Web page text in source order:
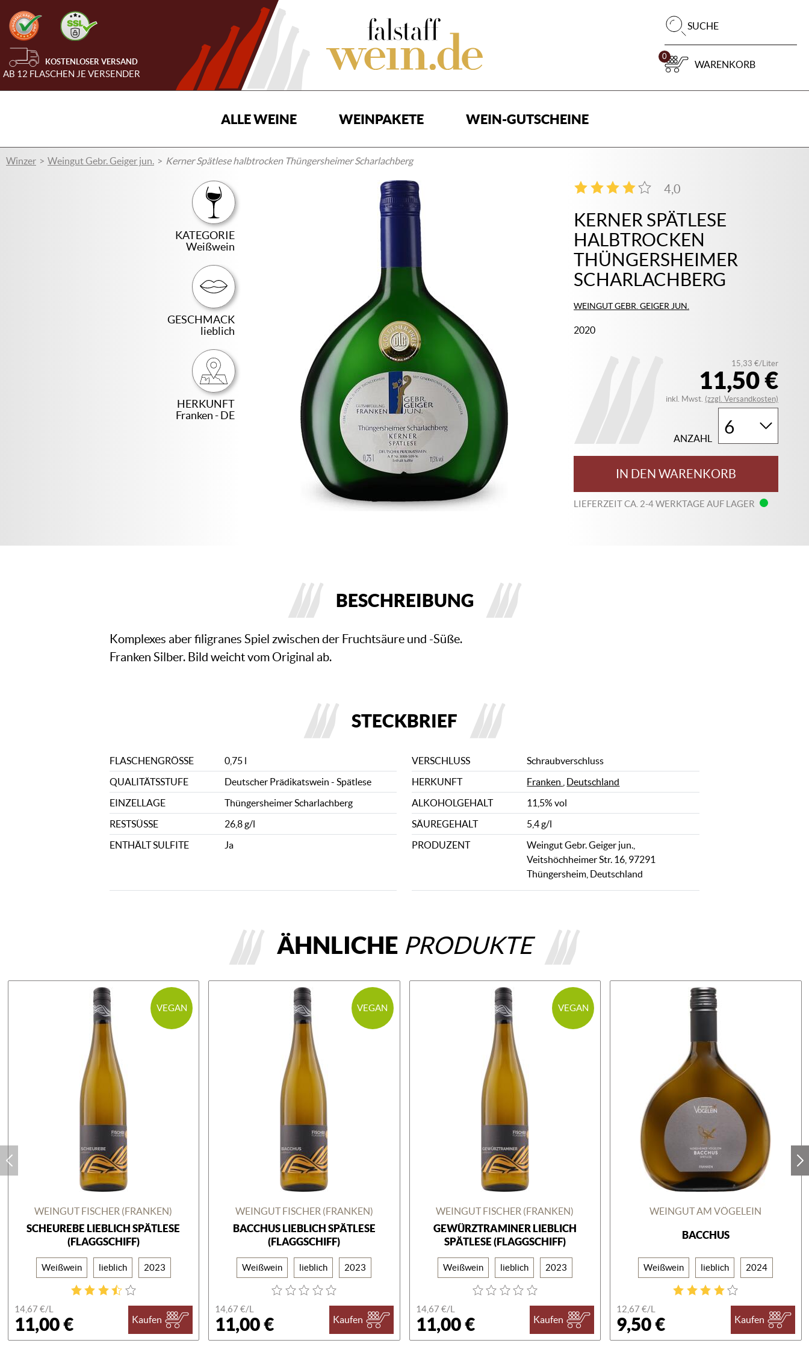
KOSTENLOSER VERSAND
AB 12 FLASCHEN JE VERSENDER
SUCHE
0
WARENKORB
ALLE WEINE WEINPAKETE WEIN-GUTSCHEINE
Winzer Weingut Gebr. Geiger jun. Kerner Spätlese halbtrocken Thüngersheimer Scharlachberg
KATEGORIE
Weißwein
GESCHMACK
lieblich
HERKUNFT
Franken - DE
KERNER SPÄTLESE
HALBTROCKEN
THÜNGERSHEIMER
SCHARLACHBERG
WEINGUT GEBR. GEIGER JUN.
2020
4,0
2
11,50 €
15,33 €/Liter
inkl. Mwst. (zzgl. Versandkosten)
ANZAHL
IN DEN WARENKORB
LIEFERZEIT CA. 2-4 WERKTAGE AUF LAGER
BESCHREIBUNG
Komplexes aber filigranes Spiel zwischen der Fruchtsäure und -Süße.
Franken Silber. Bild weicht vom Original ab.
STECKBRIEF
FLASCHENGRÖSSE 0,75 l VERSCHLUSS
Schraubverschluss
QUALITÄTSSTUFE
Deutscher Prädikatswein - Spätlese HERKUNFT Franken
Deutschland
EINZELLAGE
Thüngersheimer Scharlachberg ALKOHOLGEHALT
11,5% vol
RESTSÜSSE
26,8 g/l SÄUREGEHALT
5,4 g/l
ENTHÄLT SULFITE
Ja PRODUZENT
Weingut Gebr. Geiger jun.,
Veitshöchheimer Str. 16, 97291
Thüngersheim, Deutschland
ÄHNLICHE PRODUKTE
VEGAN
WEINGUT FISCHER (FRANKEN)
SCHEUREBE LIEBLICH SPÄTLESE
(FLAGGSCHIFF)
Weißwein lieblich 2023
14,67 €/L
11,00 € Kaufen
VEGAN
WEINGUT FISCHER (FRANKEN)
BACCHUS LIEBLICH SPÄTLESE
(FLAGGSCHIFF)
Weißwein lieblich 2023
14,67 €/L
11,00 € Kaufen
VEGAN
WEINGUT FISCHER (FRANKEN)
GEWÜRZTRAMINER LIEBLICH
SPÄTLESE (FLAGGSCHIFF)
Weißwein lieblich 2023
14,67 €/L
11,00 € Kaufen
WEINGUT AM VÖGELEIN
BACCHUS
Weißwein lieblich 2024
12,67 €/L
9,50 € Kaufen